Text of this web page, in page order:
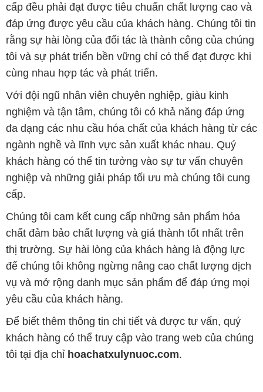
cấp đều phải đạt được tiêu chuẩn chất lượng cao và
đáp ứng được yêu cầu của khách hàng. Chúng tôi tin
rằng sự hài lòng của đối tác là thành công của chúng
tôi và sự phát triển bền vững chỉ có thể đạt được khi
cùng nhau hợp tác và phát triển.
Với đội ngũ nhân viên chuyên nghiệp, giàu kinh
nghiệm và tận tâm, chúng tôi có khả năng đáp ứng
đa dạng các nhu cầu hóa chất của khách hàng từ các
ngành nghề và lĩnh vực sản xuất khác nhau. Quý
khách hàng có thể tin tưởng vào sự tư vấn chuyên
nghiệp và những giải pháp tối ưu mà chúng tôi cung
cấp.
Chúng tôi cam kết cung cấp những sản phẩm hóa
chất đảm bảo chất lượng và giá thành tốt nhất trên
thị trường. Sự hài lòng của khách hàng là động lực
để chúng tôi không ngừng nâng cao chất lượng dịch
vụ và mở rộng danh mục sản phẩm để đáp ứng mọi
yêu cầu của khách hàng.
Để biết thêm thông tin chi tiết và được tư vấn, quý
khách hàng có thể truy cập vào trang web của chúng
tôi tại địa chỉ hoachatxulynuoc.com.